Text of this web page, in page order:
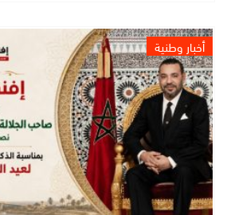
أخبار وطنية